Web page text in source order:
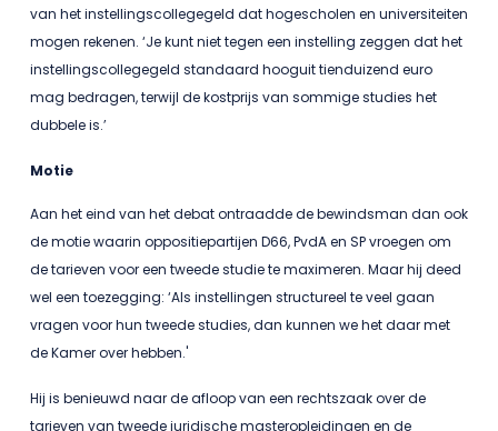
van het instellingscollegegeld dat hogescholen en universiteiten
mogen rekenen. ‘Je kunt niet tegen een instelling zeggen dat het
instellingscollegegeld standaard hooguit tienduizend euro
mag bedragen, terwijl de kostprijs van sommige studies het
dubbele is.’
Motie
Aan het eind van het debat ontraadde de bewindsman dan ook
de motie waarin oppositiepartijen D66, PvdA en SP vroegen om
de tarieven voor een tweede studie te maximeren. Maar hij deed
wel een toezegging: ‘Als instellingen structureel te veel gaan
vragen voor hun tweede studies, dan kunnen we het daar met
de Kamer over hebben.'
Hij is benieuwd naar de afloop van een rechtszaak over de
tarieven van tweede juridische masteropleidingen en de